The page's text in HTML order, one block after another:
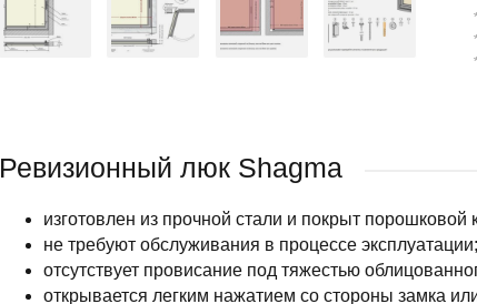
Ревизионный люк Shagma
изготовлен из прочной стали и покрыт порошковой
не требуют обслуживания в процессе эксплуатации;
отсутствует провисание под тяжестью
открывается легким нажатием со стороны замка